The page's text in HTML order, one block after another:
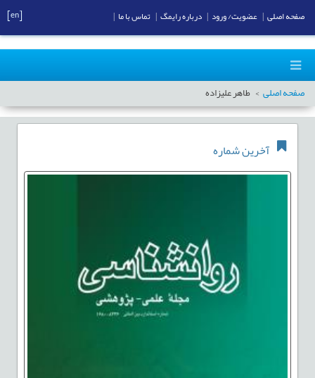
صفحه اصلی طاهر علیزاده
آخرین شماره
صفحه اصلی عضویت/ ورود درباره رایمگ تماس با ما